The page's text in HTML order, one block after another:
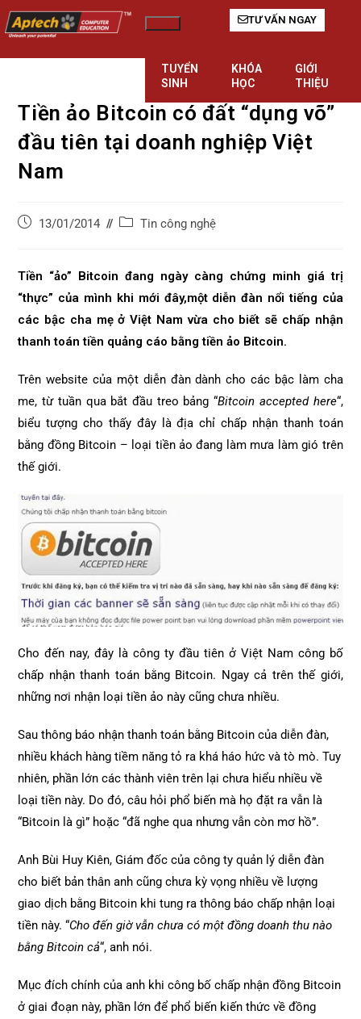
TUYỂN
SINH
KHÓA
HỌC
GIỚI
THIỆU
Hamburger Toggle Menu
TƯ VẤN NGAY
Tiền ảo Bitcoin có đất “dụng võ”
đầu tiên tại doanh nghiệp Việt
Nam
13/01/2014 Tin công nghệ
Tiền “ảo” Bitcoin đang ngày càng chứng minh giá trị
“thực” của mình khi mới đây,một diễn đàn nổi tiếng của
các bậc cha mẹ ở Việt Nam vừa cho biết sẽ chấp nhận
thanh toán tiền quảng cáo bằng tiền ảo Bitcoin.
Trên website của một diễn đàn dành cho các bậc làm cha
me, từ tuần qua bắt đầu treo bảng “Bitcoin accepted here“,
biểu tượng cho thấy đây là địa chỉ chấp nhận thanh toán
bằng đồng Bitcoin – loại tiền ảo đang làm mưa làm gió trên
thế giới.
Cho đến nay, đây là công ty đầu tiên ở Việt Nam công bố
chấp nhận thanh toán bằng Bitcoin. Ngay cả trên thế giới,
những nơi nhận loại tiền ảo này cũng chưa nhiều.
Sau thông báo nhận thanh toán bằng Bitcoin của diễn đàn,
nhiều khách hàng tiềm năng tỏ ra khá háo hức và tò mò. Tuy
nhiên, phần lớn các thành viên trên lại chưa hiểu nhiều về
loại tiền này. Do đó, câu hỏi phổ biến mà họ đặt ra vẫn là
“Bitcoin là gì” hoặc “đã nghe qua nhưng vẫn còn mơ hồ”.
Anh Bùi Huy Kiên, Giám đốc của công ty quản lý diễn đàn
cho biết bản thân anh cũng chưa kỳ vọng nhiều về lượng
giao dịch bằng Bitcoin khi tung ra thông báo chấp nhận loại
tiền này. “Cho đến giờ vẫn chưa có một đồng doanh thu nào
bằng Bitcoin cả“, anh nói.
Mục đích chính của anh khi công bố chấp nhận đồng Bitcoin
ở giai đoạn này, phần lớn để phổ biến kiến thức về đồng